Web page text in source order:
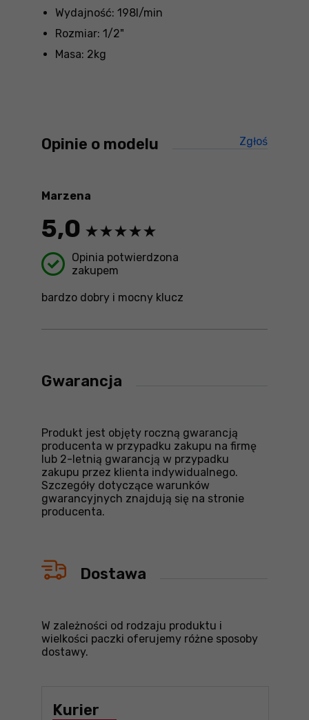
Wydajność: 198l/min
Rozmiar: 1/2"
Masa: 2kg
Opinie o modelu
Zgłoś
Marzena
5,0
Opinia potwierdzona
zakupem
bardzo dobry i mocny klucz
Gwarancja
Produkt jest objęty roczną gwarancją
producenta w przypadku zakupu na firmę
lub 2-letnią gwarancją w przypadku
zakupu przez klienta indywidualnego.
Szczegóły dotyczące warunków
gwarancyjnych znajdują się na stronie
producenta.
Dostawa
W zależności od rodzaju produktu i
wielkości paczki oferujemy różne sposoby
dostawy.
Kurier